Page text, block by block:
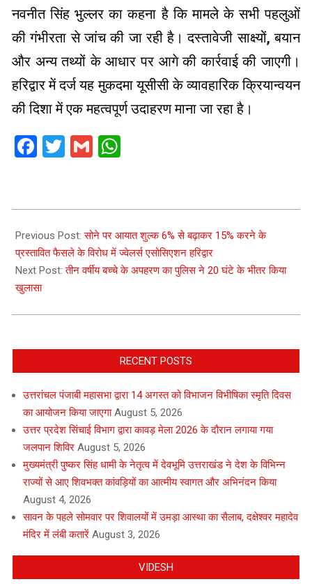
नवनीत सिंह भुल्लर का कहना है कि मामले के सभी पहलुओं
की गंभीरता से जांच की जा रही है। दस्तावेजी साक्ष्यों, बयान
और अन्य तथ्यों के आधार पर आगे की कार्रवाई की जाएगी।
हरिद्वार में दर्ज यह मुकदमा यूसीसी के व्यावहारिक क्रियान्वयन
की दिशा में एक महत्वपूर्ण उदाहरण माना जा रहा है।
Facebook
Twitter
Gmail
05-
15
Previous Post:सोने पर आयात शुल्क 6% से बढ़ाकर 15% करने के
प्रस्तावित फैसले के विरोध में ज्वेलर्स एसोसिएशन हरिद्वार
Next Post:तीन वर्षीय बच्चे के अपहरण का पुलिस ने 20 घंटे के भीतर किया
खुलासा
RECENT POSTS
उत्तरांचल पंजाबी महासभा द्वारा 14 अगस्त को विभाजन विभीषिका स्मृति दिवस
का आयोजन किया जाएगा August 5, 2026
उत्तर प्रदेश सिंचाई विभाग द्वारा कावड़ मेला 2026 के दौरान लगाया गया
जलपान शिविर August 5, 2026
मुख्यमंत्री पुष्कर सिंह धामी के नेतृत्व में देवभूमि उत्तराखंड ने देश के विभिन्न
राज्यों से आए शिवभक्त कांवड़ियों का आत्मीय स्वागत और अभिनंदन किया
August 4, 2026
सावन के पहले सोमवार पर शिवालयों में उमड़ा आस्था का सैलाब, दक्षेश्वर महादेव
मंदिर में लंबी कतारें August 3, 2026
VIDESH